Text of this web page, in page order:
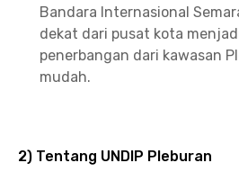
Bandara Internasional
dekat dari pusat kota
penerbangan dari kawasan
mudah.
2) Tentang UNDIP Pleburan